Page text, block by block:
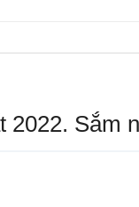
2022. Sắm